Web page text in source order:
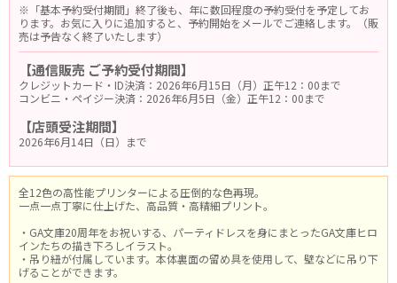
※「基本予約受付期間」終了後も、年に数回程度の予約受付を予定してお
ります。お気に入りに追加すると、予約開始をメールでご連絡します。（販
売は予告なく終了いたします）
【通信販売 ご予約受付期間】
クレジットカード・ID決済：2026年6月15日（月）正午12：00まで
コンビニ・ペイジー決済：2026年6月5日（金）正午12：00まで
【店頭受注期間】
2026年6月14日（日）まで
全12色の高性能プリンターによる圧倒的な色再現。
一点一点丁寧に仕上げた、高品質・高精細プリント。
・GA文庫20周年をお祝いする、パーティドレスを身にまとったGA文庫ヒロ
インたちの描き下ろしイラスト。
・吊り紐が付属しています。本体裏面の留め具を使用して、壁などに吊り下
げることができます。